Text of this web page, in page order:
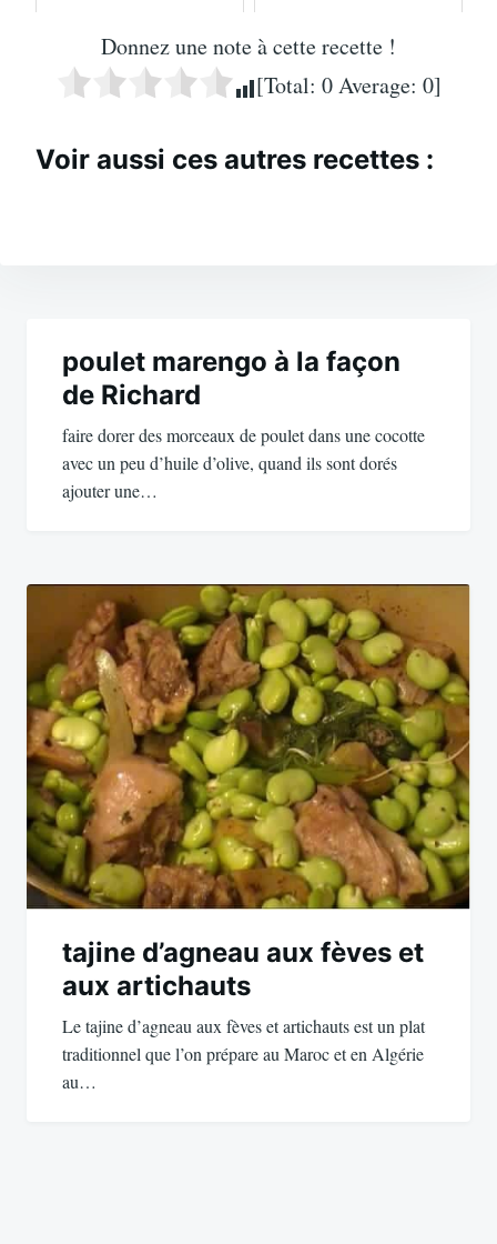
Donnez une note à cette recette !
[Total: 0Average: 0]
Voir aussi ces autres recettes :
l’article
poulet marengo à la façon
de Richard
faire dorer des morceaux de poulet dans une cocotte
avec un peu d’huile d’olive, quand ils sont dorés
ajouter une…
tajine d’agneau aux fèves et
aux artichauts
Le tajine d’agneau aux fèves et artichauts est un plat
traditionnel que l’on prépare au Maroc et en Algérie
au…